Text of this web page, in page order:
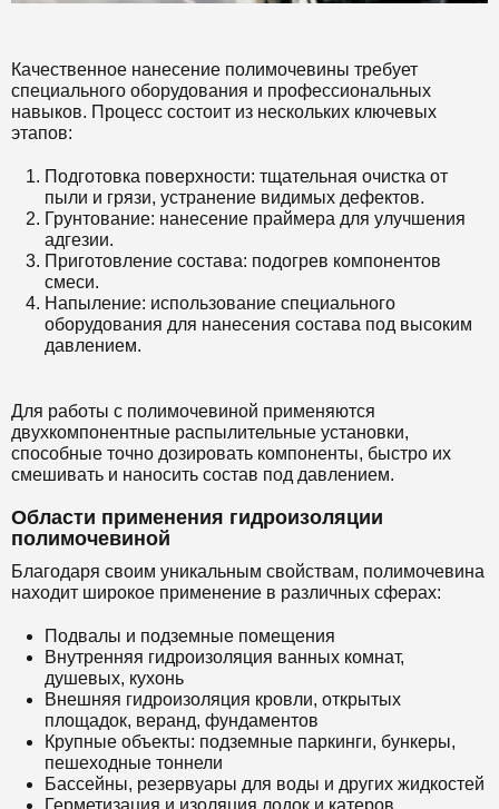
Качественное нанесение полимочевины требует
специального оборудования и профессиональных
навыков. Процесс состоит из нескольких ключевых
этапов:
Подготовка поверхности: тщательная очистка от
пыли и грязи, устранение видимых дефектов.
Грунтование: нанесение праймера для улучшения
адгезии.
Приготовление состава: подогрев компонентов
смеси.
Напыление: использование специального
оборудования для нанесения состава под высоким
давлением.
Для работы с полимочевиной применяются
двухкомпонентные распылительные установки,
способные точно дозировать компоненты, быстро их
смешивать и наносить состав под давлением.
Области применения гидроизоляции
полимочевиной
Благодаря своим уникальным свойствам, полимочевина
находит широкое применение в различных сферах:
Подвалы и подземные помещения
Внутренняя гидроизоляция ванных комнат,
душевых, кухонь
Внешняя гидроизоляция кровли, открытых
площадок, веранд, фундаментов
Крупные объекты: подземные паркинги, бункеры,
пешеходные тоннели
Бассейны, резервуары для воды и других жидкостей
Герметизация и изоляция лодок и катеров